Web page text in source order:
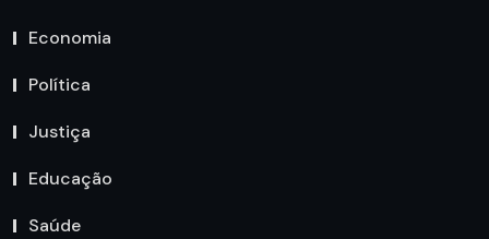
Economia
Política
Justiça
Educação
Saúde